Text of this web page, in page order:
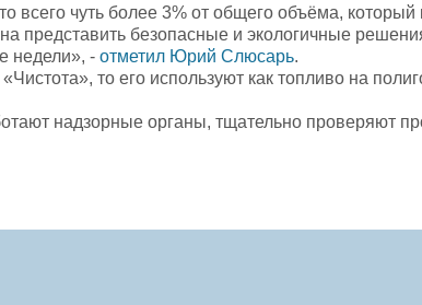
всего чуть более 3% от общего объёма,
безопасные и экологичные
недели», - отметил Юрий Слюсарь.
то его используют как топливо на
надзорные органы, тщательно проверяют